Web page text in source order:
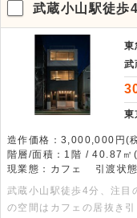
武蔵小山駅徒歩
東
武
東
造作価格：3,000,000円(
階層/面積：1階 / 40.87
現業態：カフェ
引渡状
武蔵小山駅徒歩4分、注目
の空間はカフェの居抜き